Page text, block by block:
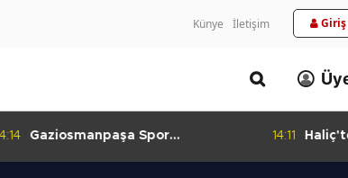
Künye İletişim Giriş
Gaziosmanpaşa Spor
14:11